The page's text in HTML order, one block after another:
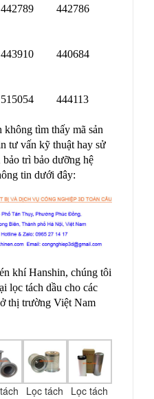
442789 442786
443910 440684
515054 444113
tìm thấy mã sản
tư vấn kỹ thuật hay sử
trì bảo dưỡng hệ
tin dưới đây:
khí Hanshin, chúng tôi
lọc tách dầu cho các
thị trường Việt Nam
Lọc tách
Lọc tách